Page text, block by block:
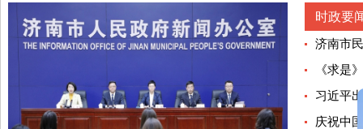
时政要
济南市
《求是
习近平
庆祝中